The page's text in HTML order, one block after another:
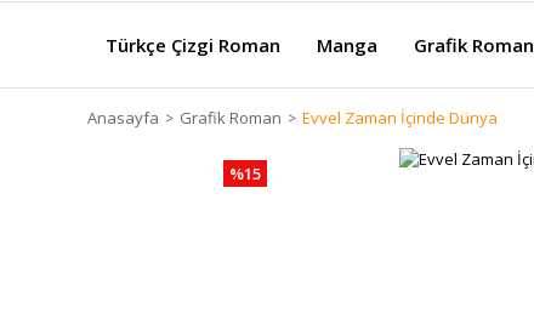
Türkçe Çizgi Roman Manga Grafik Roman
Anasayfa Grafik Roman Evvel Zaman İçinde Dünya
%15